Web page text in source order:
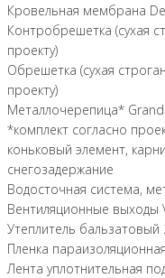
Кровельная мембрана
Контробрешетка (сухая
проекту)
Обрешетка (сухая
проекту)
Металлочерепица* Grand
*комплект согласно
коньковый элемент,
снегозадержание
Водосточная система,
Вентиляционные выходы
Утеплитель
Пленка
Лента уплотнительная